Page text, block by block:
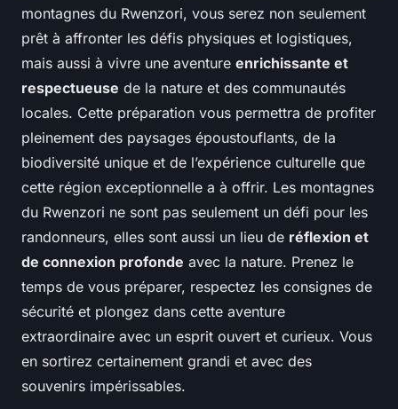
montagnes du Rwenzori, vous serez non seulement
prêt à affronter les défis physiques et logistiques,
mais aussi à vivre une aventure enrichissante et
respectueuse de la nature et des communautés
locales. Cette préparation vous permettra de profiter
pleinement des paysages époustouflants, de la
biodiversité unique et de l’expérience culturelle que
cette région exceptionnelle a à offrir. Les montagnes
du Rwenzori ne sont pas seulement un défi pour les
randonneurs, elles sont aussi un lieu de réflexion et
de connexion profonde avec la nature. Prenez le
temps de vous préparer, respectez les consignes de
sécurité et plongez dans cette aventure
extraordinaire avec un esprit ouvert et curieux. Vous
en sortirez certainement grandi et avec des
souvenirs impérissables.